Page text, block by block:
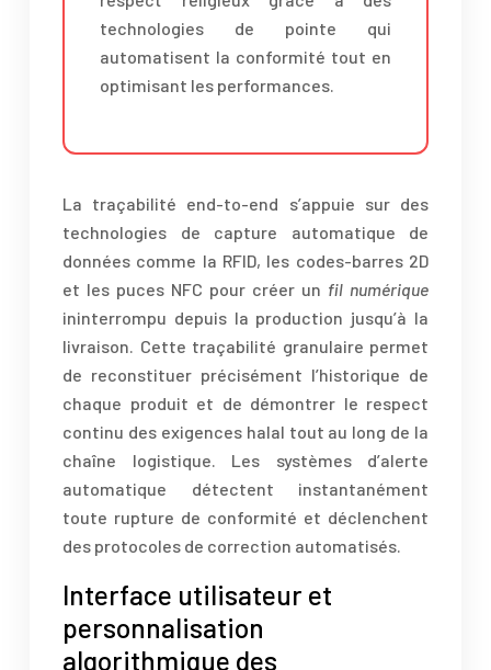
technologies de pointe qui
automatisent la conformité tout en
optimisant les performances.
La traçabilité end-to-end s’appuie sur des
technologies de capture automatique de
données comme la RFID, les codes-barres 2D
et les puces NFC pour créer un fil numérique
ininterrompu depuis la production jusqu’à la
livraison. Cette traçabilité granulaire permet
de reconstituer précisément l’historique de
chaque produit et de démontrer le respect
continu des exigences halal tout au long de la
chaîne logistique. Les systèmes d’alerte
automatique détectent instantanément
toute rupture de conformité et déclenchent
des protocoles de correction automatisés.
Interface utilisateur et
personnalisation
algorithmique des